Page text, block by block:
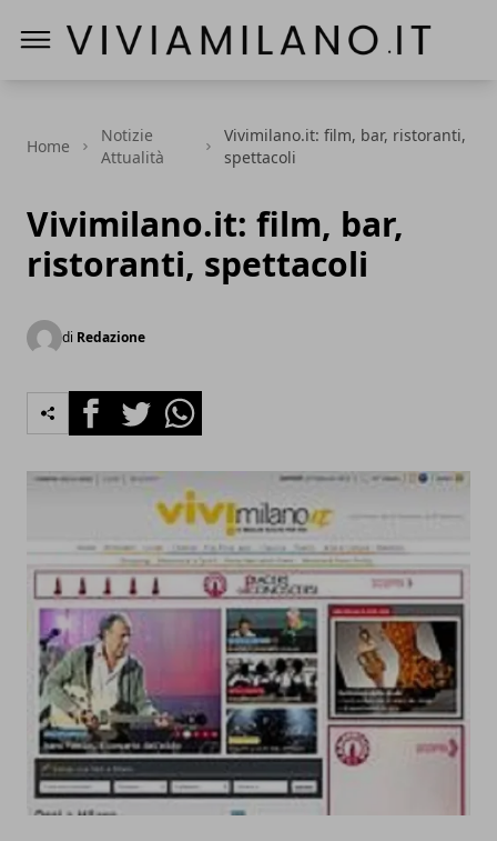
Home
Notizie
Attualità
Vivimilano.it: film, bar, ristoranti,
spettacoli
Vivimilano.it: film, bar,
ristoranti, spettacoli
di Redazione
FacebookTwitterWhatsapp